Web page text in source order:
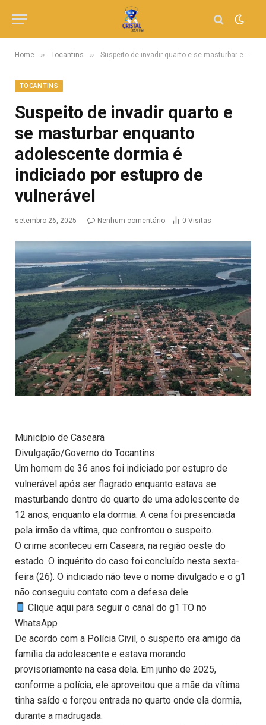
Home » Tocantins » Suspeito de invadir quarto e se masturbar enquanto adolescente dormia é indiciado por estupro de vulnerável
TOCANTINS
Suspeito de invadir quarto e
se masturbar enquanto
adolescente dormia é
indiciado por estupro de
vulnerável
setembro 26, 2025 Nenhum comentário 0 Visitas
Município de Caseara
Divulgação/Governo do Tocantins
Um homem de 36 anos foi indiciado por estupro de
vulnerável após ser flagrado enquanto estava se
masturbando dentro do quarto de uma adolescente de
12 anos, enquanto ela dormia. A cena foi presenciada
pela irmão da vítima, que confrontou o suspeito.
O crime aconteceu em Caseara, na região oeste do
estado. O inquérito do caso foi concluído nesta sexta-
feira (26). O indiciado não teve o nome divulgado e o g1
não conseguiu contato com a defesa dele.
Clique aqui para seguir o canal do g1 TO no
WhatsApp
De acordo com a Polícia Civil, o suspeito era amigo da
família da adolescente e estava morando
provisoriamente na casa dela. Em junho de 2025,
conforme a polícia, ele aproveitou que a mãe da vítima
tinha saído e forçou entrada no quarto onde ela dormia,
durante a madrugada.